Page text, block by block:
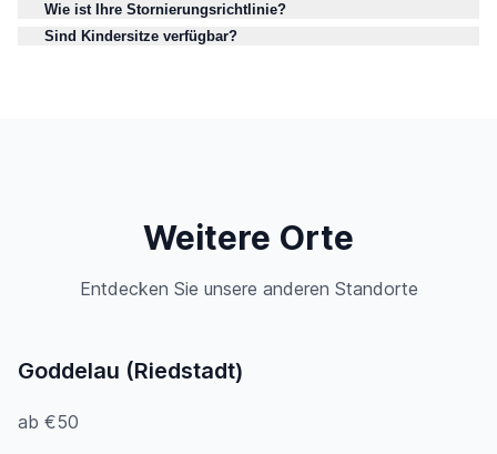
Wie ist Ihre Stornierungsrichtlinie?
Sind Kindersitze verfügbar?
Weitere Orte
Entdecken Sie unsere anderen Standorte
Goddelau (Riedstadt)
ab €50